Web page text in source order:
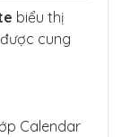
biểu thị
cung
Calendar